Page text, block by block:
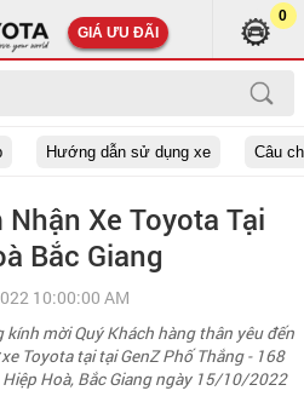
GIÁ ƯU ĐÃI
0
Hướng dẫn sử dụng xe Câu
Nhận Xe Toyota Tại
Bắc Giang
10:00:00 AM
mời Quý Khách hàng thân yêu đến
Toyota tại tại GenZ Phố Thắng - 168
Hoà, Bắc Giang ngày 15/10/2022